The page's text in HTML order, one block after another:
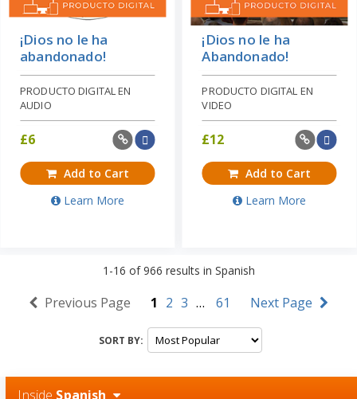
¡Dios no le ha
abandonado!
PRODUCTO DIGITAL EN
AUDIO
£6
Add to Cart
Learn More
¡Dios no le ha
Abandonado!
PRODUCTO DIGITAL EN
VIDEO
£12
Add to Cart
Learn More
1-16 of966 results in Spanish
Previous Page 1 2 3 … 61 Next Page
SORT BY:
Inside Spanish